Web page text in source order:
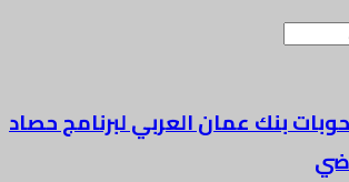
سحوبات بنك عمان العربي لبرنامج حصاد